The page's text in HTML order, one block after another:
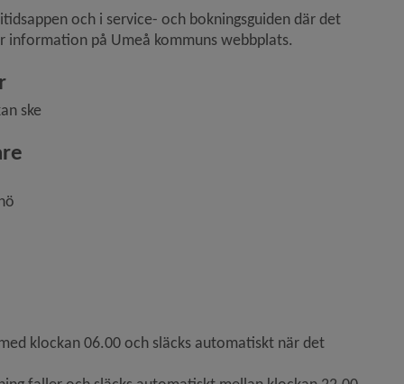
och i service- och bokningsguiden där det
information på Umeå kommuns webbplats.
ske
klockan 06.00 och släcks automatiskt när det